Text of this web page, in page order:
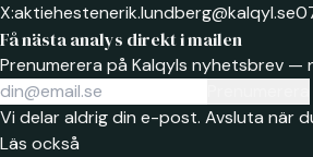
X:aktiehestenerik.lundberg@kalqyl.se
Få nästa analys direkt i mailen
Prenumerera på Kalqyls nyhetsbrev
Vi delar aldrig din e-post. Avsluta när
Läs också